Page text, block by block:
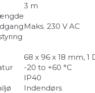
3 m
Maks. 230 V AC
68 x 96 x 18 mm, 1
-20 to +60 °C
IP40
Indendørs